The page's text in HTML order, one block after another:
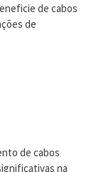
de cabos
de
de cabos
na